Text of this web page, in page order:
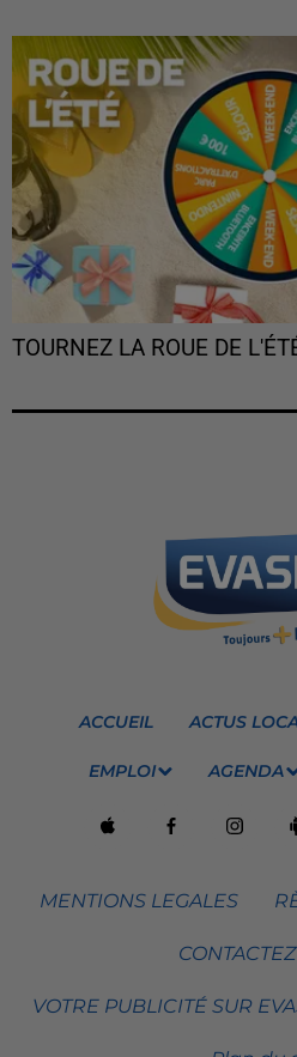
TOURNEZ LA ROUE DE
ACCUEIL ACTUS
EMPLOI AGENDA
MENTIONS LEGALES
VOTRE PUBLICITÉ SUR